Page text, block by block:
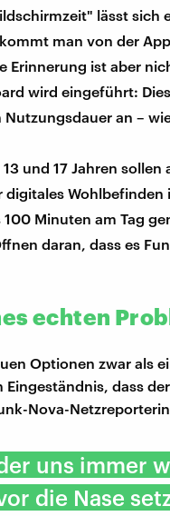
lässt sich
man von der
Erinnerung ist aber
wird eingeführt:
an –
und 17 Jahren
Wohlbefinden
Minuten am Tag
daran, dass es
echten
Optionen zwar als
Eingeständnis, dass
Nova-
uns immer
die Nase